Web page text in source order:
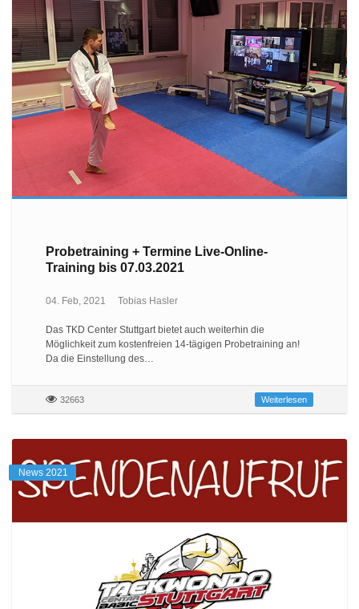
Probetraining + Termine Live-Online-
Training bis 07.03.2021
04. Feb, 2021 Tobias Hasler
Das TKD Center Stuttgart bietet auch weiterhin die
Möglichkeit zum kostenfreien 14-tägigen Probetraining an!
Da die Einstellung des…
32663 Weiterlesen
News 2021